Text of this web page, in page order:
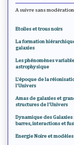
A suivre sans modération
Etoiles et trous noirs
La formation
galaxies
Les phénomènes
astrophysique
L'époque de la
l'Univers
Amas de galaxies et
structures de l'Univers
Dynamique des Galaxies
barres, interactions et
Energie Noire et